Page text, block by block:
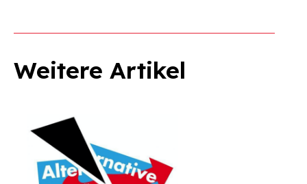
Weitere Artikel